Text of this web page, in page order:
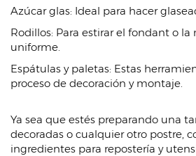
Azúcar glas: Ideal para hacer
Rodillos: Para estirar el fondant o
uniforme.
Espátulas y paletas: Estas
proceso de decoración y montaje.
Ya sea que estés preparando una
decoradas o cualquier otro postre,
ingredientes para repostería y